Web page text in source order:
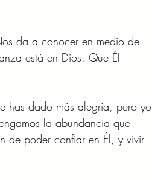
da a conocer en medio de
está en Dios. Que Él
has dado más alegría, pero yo
la abundancia que
de poder confiar en Él, y vivir